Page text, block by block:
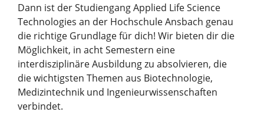
Dann ist der Studiengang Applied Life Science
Technologies an der Hochschule Ansbach genau
die richtige Grundlage für dich! Wir bieten dir die
Möglichkeit, in acht Semestern eine
interdisziplinäre Ausbildung zu absolvieren, die
die wichtigsten Themen aus Biotechnologie,
Medizintechnik und Ingenieurwissenschaften
verbindet.